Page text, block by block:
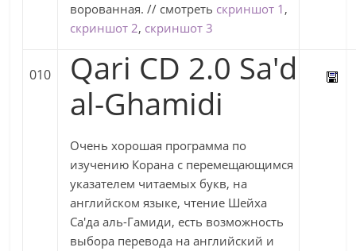
ворованная. // смотреть скриншот 1 ,
скриншот 2, скриншот 3
010
Qari CD 2.0 Sa'd
al-Ghamidi
Очень хорошая программа по
изучению Корана с перемещающимся
указателем читаемых букв, на
английском языке, чтение Шейха
Са'да аль-Гамиди, есть возможность
выбора перевода на английский и